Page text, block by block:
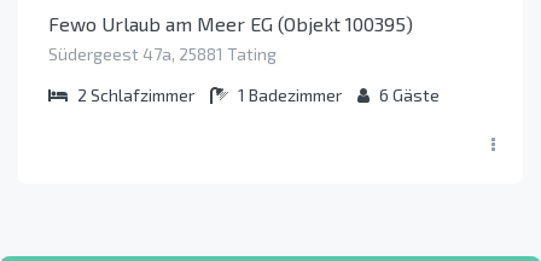
Fewo Urlaub am Meer EG (Objekt 100395)
Südergeest 47a, 25881 Tating
2 Schlafzimmer 1 Badezimmer 6 Gäste